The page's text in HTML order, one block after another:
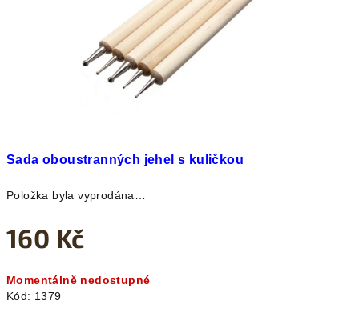
Sada oboustranných jehel s kuličkou
Položka byla vyprodána…
160 Kč
cena:
Momentálně nedostupné
Kód: 1379